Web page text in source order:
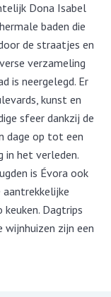
Dona Isabel
baden die
de straatjes en
verzameling
is neergelegd. Er
kunst en
sfeer dankzij de
dage op tot een
in het verleden.
is Évora ook
Dagtrips
zijn een